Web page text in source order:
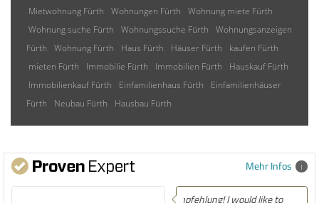
Mietwohnung Fürth
Wohnungen Fürth
Wohnung miete Fürth
Wohnung suche Fürth
Wohnungssuche Fürth
Wohnungsanzeigen
Fürth
Wohnung Fürth Haus Fürth Häuser Fürth
kaufen Fürth
mieten Fürth
Immobilie Fürth Immobilien Fürth
Hauskauf Fürth
Immobilienkauf Fürth
Einfamilienhaus Fürth
Einfamilienhäuser
Fürth
Neubau Fürth Hausbau Fürth
Mehr Infos
Empfehlung! Easily the